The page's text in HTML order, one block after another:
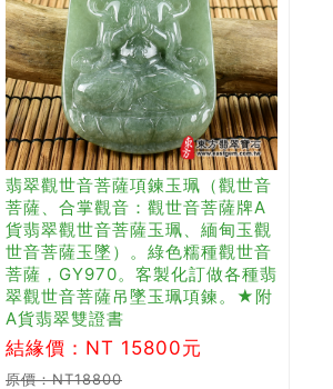
翡翠觀世音菩薩項鍊玉珮（觀世音
菩薩、合掌觀音：觀世音菩薩牌A
貨翡翠觀世音菩薩玉珮、緬甸玉觀
世音菩薩玉墜）。綠色糯種觀世音
菩薩，GY970。客製化訂做各種翡
翠觀世音菩薩吊墜玉珮項鍊。★附
A貨翡翠雙證書
結緣價：NT 15800元
原價：NT18800